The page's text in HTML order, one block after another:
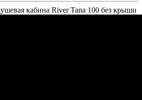
кабина River Tana 100 без крыши